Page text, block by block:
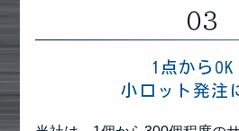
03
1点からOK
小ロット発注